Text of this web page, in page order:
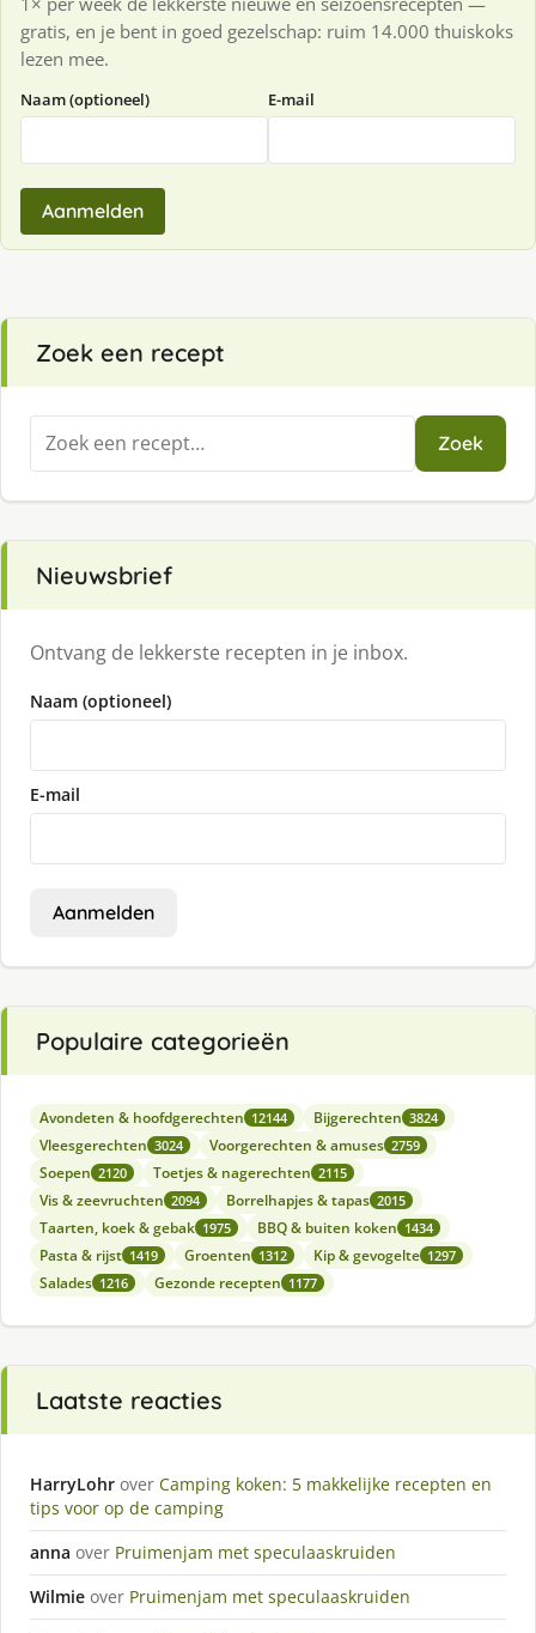
gratis, en je bent in goed gezelschap: ruim 14.000 thuiskoks
lezen mee.
Naam (optioneel) E-mail
Aanmelden
Zoek een recept
Zoeken
naar:
Zoek
Nieuwsbrief
Ontvang de lekkerste recepten in je inbox.
Naam (optioneel)
E-mail
Aanmelden
Populaire categorieën
Avondeten & hoofdgerechten 12144 Bijgerechten 3824
Vleesgerechten 3024 Voorgerechten & amuses 2759
Soepen 2120 Toetjes & nagerechten 2115
Vis & zeevruchten 2094 Borrelhapjes & tapas 2015
Taarten, koek & gebak 1975 BBQ & buiten koken 1434
Pasta & rijst 1419 Groenten 1312 Kip & gevogelte 1297
Salades 1216 Gezonde recepten 1177
Laatste reacties
HarryLohr over Camping koken: 5 makkelijke recepten en
tips voor op de camping
anna over Pruimenjam met speculaaskruiden
Wilmie over Pruimenjam met speculaaskruiden